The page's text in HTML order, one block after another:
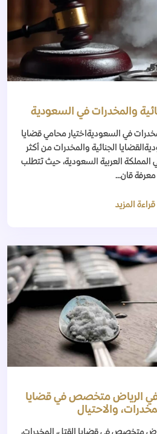
والمخدرات في السعودية
في السعوديةاختيار محامي قضايا
الجنائية والمخدرات من أكثر
المملكة العربية السعودية، حيث تتطلب
معرفة قان...
قراءة المزيد
في الرياض متخصص في قضايا
والاحتيال
متخصص في قضايا القتل، المخدرات،